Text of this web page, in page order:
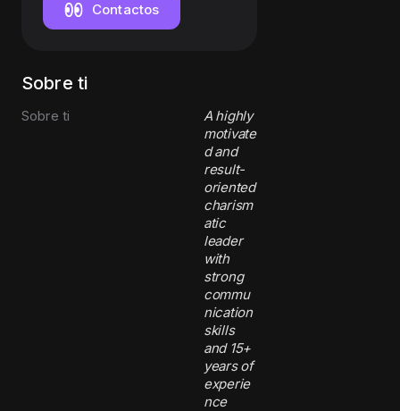
Contactos
Sobre ti
Sobre ti
A highly
motivate
d and
result-
oriented
charism
atic
leader
with
strong
commu
nication
skills
and 15+
years of
experie
nce